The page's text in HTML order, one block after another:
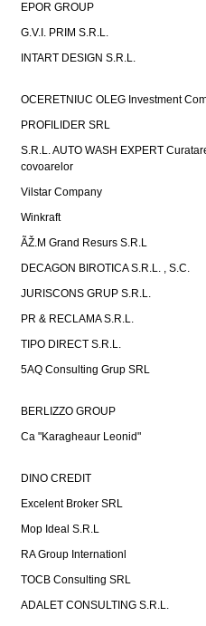
EPOR GROUP
G.V.I. PRIM S.R.L.
INTART DESIGN S.R.L.
OCERETNIUC OLEG Investment
PROFILIDER SRL
S.R.L. AUTO WASH EXPERT
covoarelor
Vilstar Company
Winkraft
ÃŽ.M Grand Resurs S.R.L
DECAGON BIROTICA S.R.L. , S.C.
JURISCONS GRUP S.R.L.
PR & RECLAMA S.R.L.
TIPO DIRECT S.R.L.
5AQ Consulting Grup SRL
BERLIZZO GROUP
Ca "Karagheaur Leonid"
DINO CREDIT
Excelent Broker SRL
Mop Ideal S.R.L
RA Group Internationl
TOCB Consulting SRL
ADALET CONSULTING S.R.L.